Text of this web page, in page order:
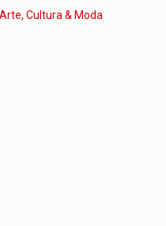
Cultura & Moda